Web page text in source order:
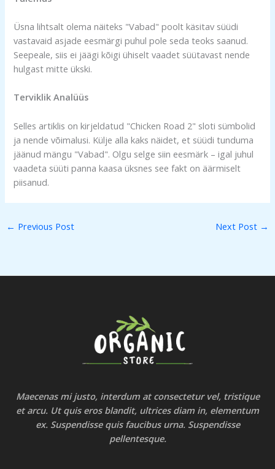
Üsna lihtsalt olema näiteks "Vabad" poolt käsitav süüdi
vastavaid asjade eesmärgi puhul pole seda teoks saanud.
Seepeale, siis ei jäägi kõigi ühiselt vaadet süütavast nende
hulgast mitte ükski.
Terviklik Analüüs
Selles artiklis on kirjeldatud "Chicken Road 2" sloti sümbolid
ja nende võimalusi. Külje alla kaks näidet, et süüdi tunduma
jäänud mängu "Vabad". Olgu selge siin eesmärk – igal juhul
vaadeta süüti panna kaasa üksnes see fakt on äärmiselt
piisanud.
← Previous Post Next Post →
Maecenas mi justo, interdum at consectetur vel, tristique
et arcu. Ut quis eros blandit, ultrices diam in, elementum
ex. Suspendisse quis faucibus urna. Suspendisse
pellentesque.